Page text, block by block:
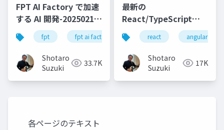
FPT AI Factory で加速
する AI 開発-20250213-
公開版fpt fpt ai factory generative ai azure
Shotaro
Suzuki
33.7K
最新の
React/TypeScript
SPA テンプレートを
.NET 8 で試してみよう
react angular
Shotaro
Suzuki
17K
各ページのテキスト